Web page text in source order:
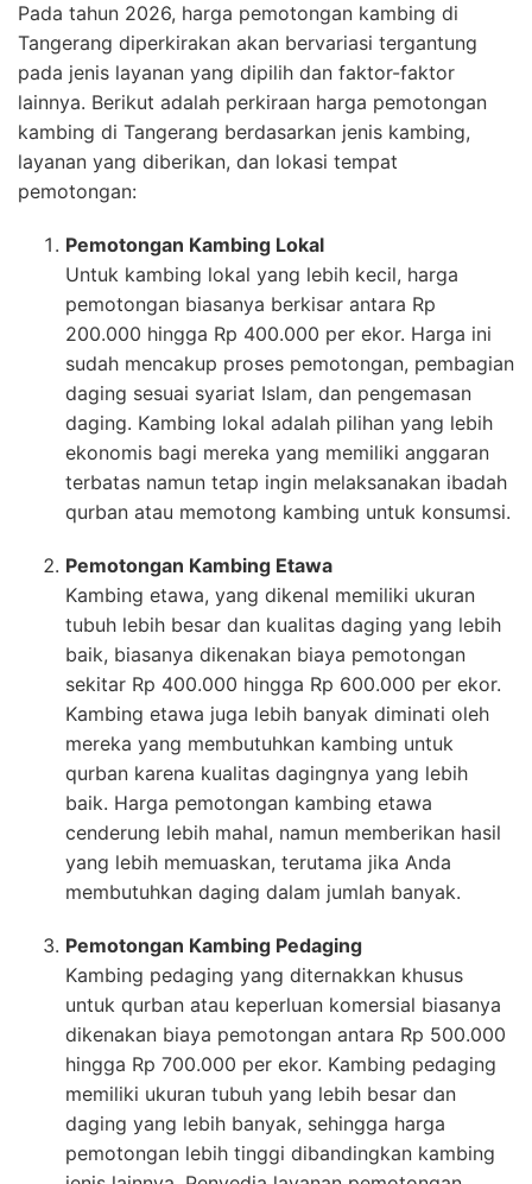
Pada tahun 2026, harga pemotongan kambing di
Tangerang diperkirakan akan bervariasi tergantung
pada jenis layanan yang dipilih dan faktor-faktor
lainnya. Berikut adalah perkiraan harga pemotongan
kambing di Tangerang berdasarkan jenis kambing,
layanan yang diberikan, dan lokasi tempat
pemotongan:
Pemotongan Kambing Lokal
Untuk kambing lokal yang lebih kecil, harga
pemotongan biasanya berkisar antara Rp
200.000 hingga Rp 400.000 per ekor. Harga ini
sudah mencakup proses pemotongan, pembagian
daging sesuai syariat Islam, dan pengemasan
daging. Kambing lokal adalah pilihan yang lebih
ekonomis bagi mereka yang memiliki anggaran
terbatas namun tetap ingin melaksanakan ibadah
qurban atau memotong kambing untuk konsumsi.
Pemotongan Kambing Etawa
Kambing etawa, yang dikenal memiliki ukuran
tubuh lebih besar dan kualitas daging yang lebih
baik, biasanya dikenakan biaya pemotongan
sekitar Rp 400.000 hingga Rp 600.000 per ekor.
Kambing etawa juga lebih banyak diminati oleh
mereka yang membutuhkan kambing untuk
qurban karena kualitas dagingnya yang lebih
baik. Harga pemotongan kambing etawa
cenderung lebih mahal, namun memberikan hasil
yang lebih memuaskan, terutama jika Anda
membutuhkan daging dalam jumlah banyak.
Pemotongan Kambing Pedaging
Kambing pedaging yang diternakkan khusus
untuk qurban atau keperluan komersial biasanya
dikenakan biaya pemotongan antara Rp 500.000
hingga Rp 700.000 per ekor. Kambing pedaging
memiliki ukuran tubuh yang lebih besar dan
daging yang lebih banyak, sehingga harga
pemotongan lebih tinggi dibandingkan kambing